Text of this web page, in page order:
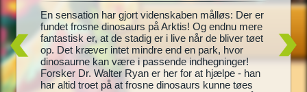
til
og
Med
En sensation har gjort videnskaben målløs: Der er
fundet frosne dinosaurs på Arktis! Og endnu mere
fantastisk er, at de stadig er i live når de bliver tøet
op. Det kræver intet mindre end en park, hvor
dinosaurne kan være i passende indhegninger!
Forsker Dr. Walter Ryan er her for at hjælpe - han
har altid troet på at frosne dinosaurs kunne tøes
Park –
park,
andre!